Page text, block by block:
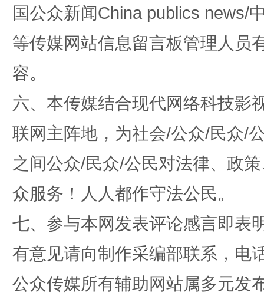
在谋一域中谋全局
国公众新闻China publics news/
等传媒网站信息留言板管理人员
容。
六、本传媒结合现代网络科技影
联网主阵地，为社会/公众/民众/
之间公众/民众/公民对法律、政
众服务！人人都作守法公民。
七、参与本网发表评论感言即表
有意见请向制作采编部联系，电
公众传媒所有辅助网站属多元发